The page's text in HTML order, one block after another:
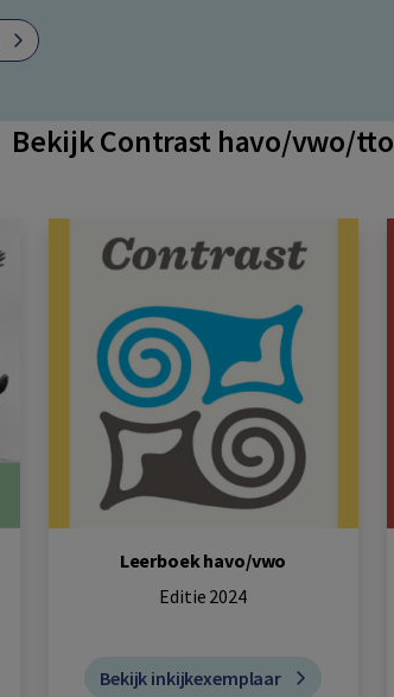
Bekijk Contrast havo/vwo/tto
Leerboek havo/vwo
Editie 2024
Bekijk inkijkexemplaar